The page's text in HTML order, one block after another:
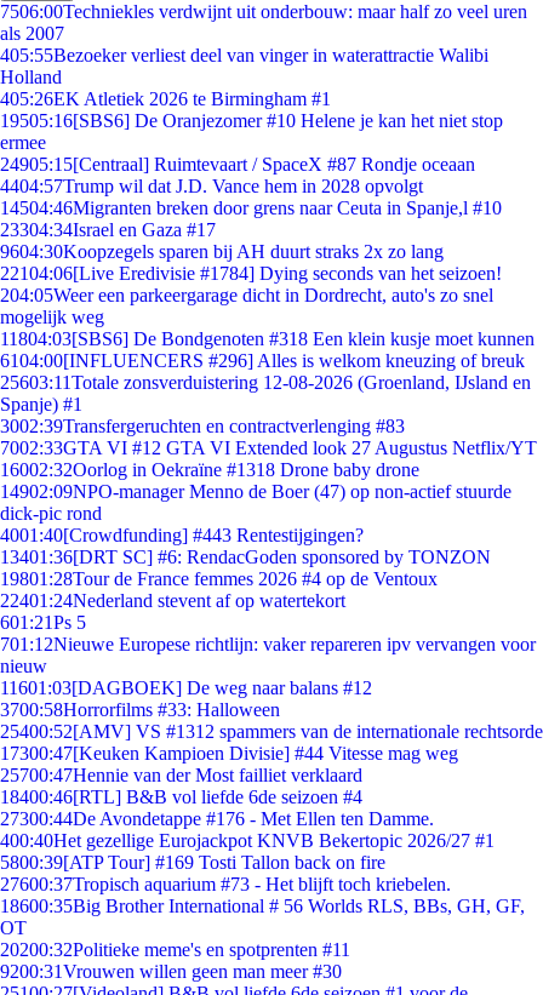
7506:00Techniekles verdwijnt uit onderbouw: maar half zo veel uren
als 2007
405:55Bezoeker verliest deel van vinger in waterattractie Walibi
Holland
405:26EK Atletiek 2026 te Birmingham #1
19505:16[SBS6] De Oranjezomer #10 Helene je kan het niet stop
ermee
24905:15[Centraal] Ruimtevaart / SpaceX #87 Rondje oceaan
4404:57Trump wil dat J.D. Vance hem in 2028 opvolgt
14504:46Migranten breken door grens naar Ceuta in Spanje,l #10
23304:34Israel en Gaza #17
9604:30Koopzegels sparen bij AH duurt straks 2x zo lang
22104:06[Live Eredivisie #1784] Dying seconds van het seizoen!
204:05Weer een parkeergarage dicht in Dordrecht, auto's zo snel
mogelijk weg
11804:03[SBS6] De Bondgenoten #318 Een klein kusje moet kunnen
6104:00[INFLUENCERS #296] Alles is welkom kneuzing of breuk
25603:11Totale zonsverduistering 12-08-2026 (Groenland, IJsland en
Spanje) #1
3002:39Transfergeruchten en contractverlenging #83
7002:33GTA VI #12 GTA VI Extended look 27 Augustus Netflix/YT
16002:32Oorlog in Oekraïne #1318 Drone baby drone
14902:09NPO-manager Menno de Boer (47) op non-actief stuurde
dick-pic rond
4001:40[Crowdfunding] #443 Rentestijgingen?
13401:36[DRT SC] #6: RendacGoden sponsored by TONZON
19801:28Tour de France femmes 2026 #4 op de Ventoux
22401:24Nederland stevent af op watertekort
601:21Ps 5
701:12Nieuwe Europese richtlijn: vaker repareren ipv vervangen voor
nieuw
11601:03[DAGBOEK] De weg naar balans #12
3700:58Horrorfilms #33: Halloween
25400:52[AMV] VS #1312 spammers van de internationale rechtsorde
17300:47[Keuken Kampioen Divisie] #44 Vitesse mag weg
25700:47Hennie van der Most failliet verklaard
18400:46[RTL] B&B vol liefde 6de seizoen #4
27300:44De Avondetappe #176 - Met Ellen ten Damme.
400:40Het gezellige Eurojackpot KNVB Bekertopic 2026/27 #1
5800:39[ATP Tour] #169 Tosti Tallon back on fire
27600:37Tropisch aquarium #73 - Het blijft toch kriebelen.
18600:35Big Brother International # 56 Worlds RLS, BBs, GH, GF,
OT
20200:32Politieke meme's en spotprenten #11
9200:31Vrouwen willen geen man meer #30